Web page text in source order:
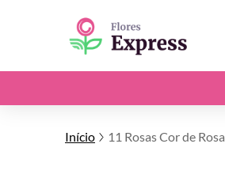
Início 11 Rosas Cor de Rosa